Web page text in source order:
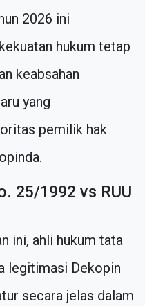
2026 ini
hukum tetap
keabsahan
yang
pemilik hak
25/1992 vs RUU
ini, ahli hukum tata
legitimasi Dekopin
secara jelas dalam